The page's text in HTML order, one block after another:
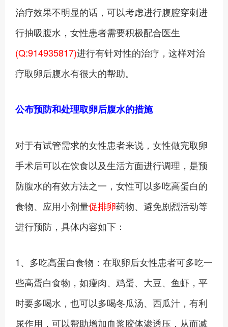
治疗效果不明显的话，可以考虑进行腹腔穿刺进
行抽吸腹水，女性患者需要积极配合医生
(Q:914935817)进行有针对性的治疗，这样对治
疗取卵后腹水有很大的帮助。
公布预防和处理取卵后腹水的措施
对于有试管需求的女性患者来说，女性做完取卵
手术后可以在饮食以及生活方面进行调理，是预
防腹水的有效方法之一，女性可以多吃高蛋白的
食物、应用小剂量促排卵药物、避免剧烈活动等
进行预防，具体内容如下：
1、多吃高蛋白食物：在取卵后女性患者可多吃一
些高蛋白食物，如瘦肉、鸡蛋、大豆、鱼虾，平
时要多喝水，也可以多喝冬瓜汤、西瓜汁，有利
尿作用，可以帮助增加血浆胶体渗透压，从而减